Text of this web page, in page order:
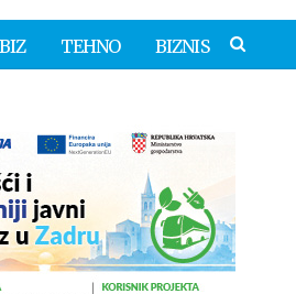
TEHNO BIZNIS